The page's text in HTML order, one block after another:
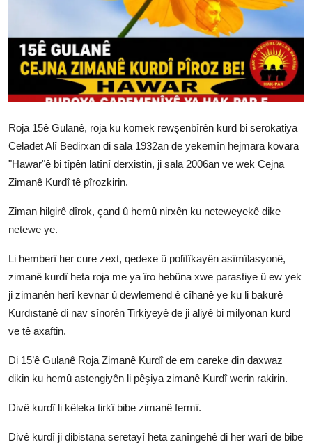
Arşiv
Têkilî
Roja 15ê Gulanê, roja ku komek rewşenbîrên kurd bi serokatiya
Celadet Alî Bedirxan di sala 1932an de yekemîn hejmara kovara
"Hawar"ê bi tîpên latînî derxistin, ji sala 2006an ve wek Cejna
Zimanê Kurdî tê pîrozkirin.
Ziman hilgirê dîrok, çand û hemû nirxên ku neteweyekê dike
netewe ye.
Li hemberî her cure zext, qedexe û polîtîkayên asîmîlasyonê,
zimanê kurdî heta roja me ya îro hebûna xwe parastiye û ew yek
ji zimanên herî kevnar û dewlemend ê cîhanê ye ku li bakurê
Kurdıstanê di nav sînorên Tirkiyeyê de ji aliyê bi milyonan kurd
ve tê axaftin.
Di 15’ê Gulanê Roja Zimanê Kurdî de em careke din daxwaz
dikin ku hemû astengiyên li pêşiya zimanê Kurdî werin rakirin.
Divê kurdî li kêleka tirkî bibe zimanê fermî.
Divê kurdî ji dibistana seretayî heta zanîngehê di her warî de bibe